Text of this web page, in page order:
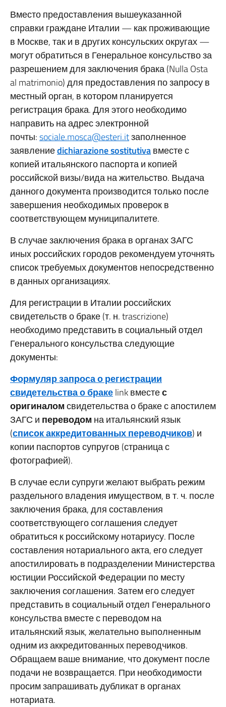
Вместо предоставления вышеуказанной
справки граждане Италии — как проживающие
в Москве, так и в других консульских округах —
могут обратиться в Генеральное консульство за
разрешением для заключения брака (Nulla Osta
al matrimonio) для предоставления по запросу в
местный орган, в котором планируется
регистрация брака. Для этого необходимо
направить на адрес электронной
почты:sociale.mosca@esteri.itзаполненное
заявлениеdichiarazione sostitutivaвместе с
копией итальянского паспорта и копией
российской визы/вида на жительство. Выдача
данного документа производится только после
завершения необходимых проверок в
соответствующем муниципалитете.
В случае заключения брака в органах ЗАГС
иных российских городов рекомендуем уточнять
список требуемых документов непосредственно
в данных организациях.
Для регистрации в Италии российских
свидетельств о браке (т. н. trascrizione)
необходимо представить в социальный отдел
Генерального консульства следующие
документы:
Формуляр запроса о регистрации
свидетельства о бракеlink вместес
оригиналомсвидетельства о браке с апостилем
ЗАГС и переводом на итальянский язык
(список аккредитованных переводчиков) и
копии паспортов супругов (страница с
фотографией).
В случае если супруги желают выбрать режим
раздельного владения имуществом, в т. ч. после
заключения брака, для составления
соответствующего соглашения следует
обратиться к российскому нотариусу. После
составления нотариального акта, его следует
апостилировать в подразделении Министерства
юстиции Российской Федерации по месту
заключения соглашения. Затем его следует
представить в социальный отдел Генерального
консульства вместе с переводом на
итальянский язык, желательно выполненным
одним из аккредитованных переводчиков.
Обращаем ваше внимание, что документ после
подачи не возвращается. При необходимости
просим запрашивать дубликат в органах
нотариата.